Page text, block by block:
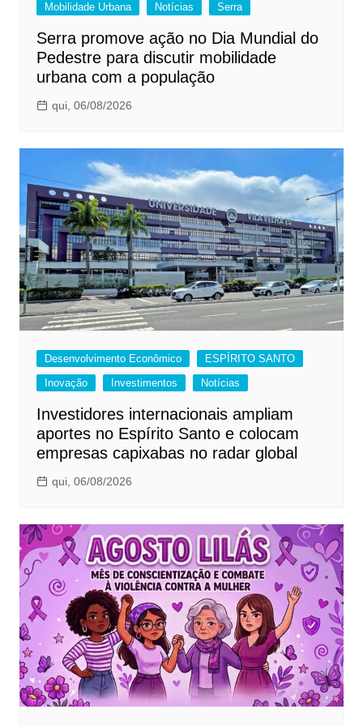
Mobilidade Urbana
Notícias Serra
Serra promove ação no Dia Mundial do
Pedestre para discutir mobilidade
urbana com a população
qui, 06/08/2026
Desenvolvimento Econômico
ESPÍRITO SANTO
Inovação
Investimentos Notícias
Investidores internacionais ampliam
aportes no Espírito Santo e colocam
empresas capixabas no radar global
qui, 06/08/2026